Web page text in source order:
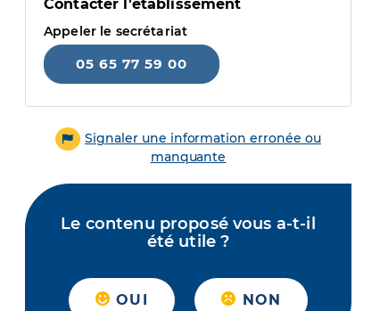
Contacter l'établissement
Appeler le secrétariat
05 65 77 59 00
Signaler une information erronée ou
manquante
Le contenu proposé vous a-t-il
été utile ?
OUI NON